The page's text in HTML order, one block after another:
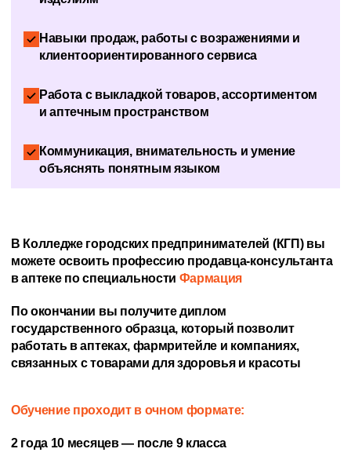
Навыки продаж, работы с возражениями и
клиентоориентированного сервиса
Работа с выкладкой товаров, ассортиментом
и аптечным пространством
Коммуникация, внимательность и умение
объяснять понятным языком
В Колледже городских предпринимателей (КГП) вы
можете освоить профессию продавца-консультанта
в аптеке по специальности Фармация
По окончании вы получите диплом
государственного образца, который позволит
работать в аптеках, фармритейле и компаниях,
связанных с товарами для здоровья и красоты
Обучение проходит в очном формате:
2 года 10 месяцев — после 9 класса